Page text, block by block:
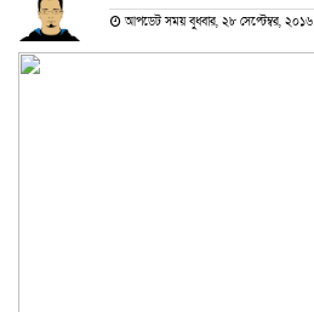
আপডেট সময় বুধবার, ২৮ সেপ্টেম্বর, ২০১৬